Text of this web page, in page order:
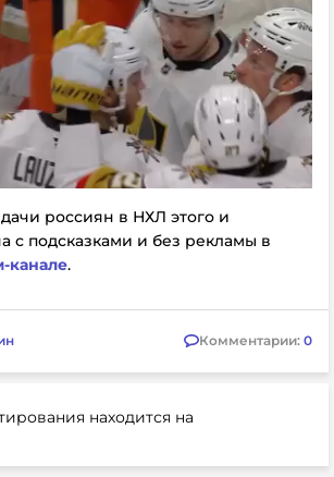
россиян в НХЛ этого и
с подсказками и без рекламы в
канале.
Комментарии: 0
находится на